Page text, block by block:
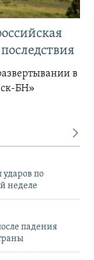
в
БН»
ударов по
неделе
падения